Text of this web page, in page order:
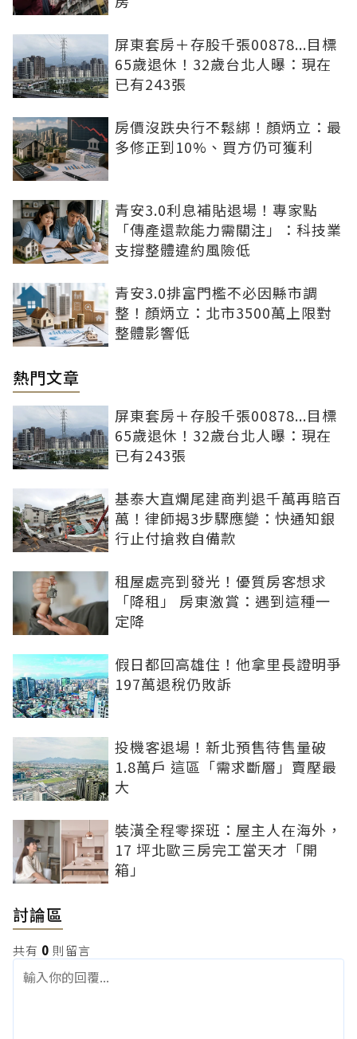
屏東套房＋存股千張00878...目標
65歲退休！32歲台北人曝：現在
已有243張
房價沒跌央行不鬆綁！顏炳立：最
多修正到10%、買方仍可獲利
青安3.0利息補貼退場！專家點
「傳產還款能力需關注」：科技業
支撐整體違約風險低
青安3.0排富門檻不必因縣市調
整！顏炳立：北市3500萬上限對
整體影響低
熱門文章
屏東套房＋存股千張00878...目標
65歲退休！32歲台北人曝：現在
已有243張
基泰大直爛尾建商判退千萬再賠百
萬！律師揭3步驟應變：快通知銀
行止付搶救自備款
租屋處亮到發光！優質房客想求
「降租」 房東激賞：遇到這種一
定降
假日都回高雄住！他拿里長證明爭
197萬退稅仍敗訴
投機客退場！新北預售待售量破
1.8萬戶 這區「需求斷層」賣壓最
大
裝潢全程零探班：屋主人在海外，
17 坪北歐三房完工當天才「開
箱」
討論區
共有 0 則留言